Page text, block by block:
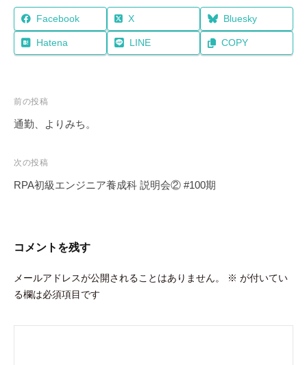
Facebook X Bluesky
Hatena LINE COPY
投
稿
ビ
ゲ
前の投稿
通勤、よりみち。
次の投稿
RPA初級エンジニア養成科 説明会② #100期
コメントを残す
メールアドレスが公開されることはありません。 ※ が付いてい
る欄は必須項目です